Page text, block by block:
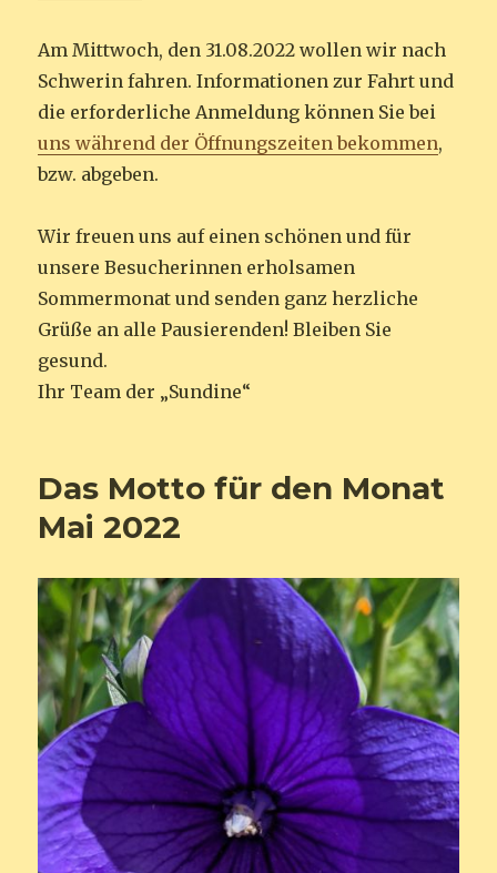
Am Mittwoch, den 31.08.2022 wollen wir nach
Schwerin fahren. Informationen zur Fahrt und
die erforderliche Anmeldung können Sie bei
uns während der Öffnungszeiten bekommen,
bzw. abgeben.
Wir freuen uns auf einen schönen und für
unsere Besucherinnen erholsamen
Sommermonat und senden ganz herzliche
Grüße an alle Pausierenden! Bleiben Sie
gesund.
Ihr Team der „Sundine“
Das Motto für den Monat
Mai 2022